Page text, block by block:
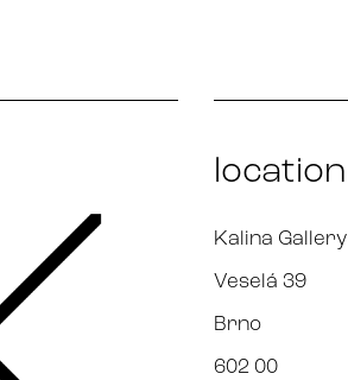
location
Kalina Gallery
Veselá 39
Brno
602 00